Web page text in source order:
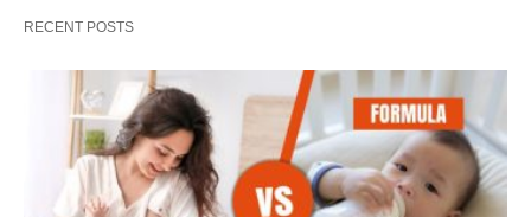
RECENT POSTS